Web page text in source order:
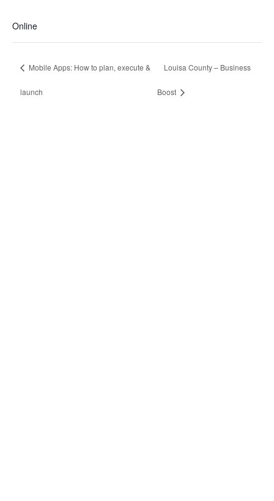
Online
Mobile Apps: How to plan, execute &
launch
Louisa County – Business
Boost